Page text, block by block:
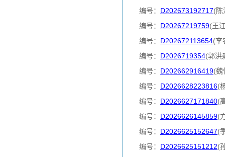
编号： D202673192717(
编号： D20267219759(王
编号： D202672113654(李
编号： D2026719354(郭洪
编号： D202662916419(
编号： D2026628223816(
编号： D2026627171840(
编号： D2026626145859(
编号： D2026625152647(
编号： D2026625151212(